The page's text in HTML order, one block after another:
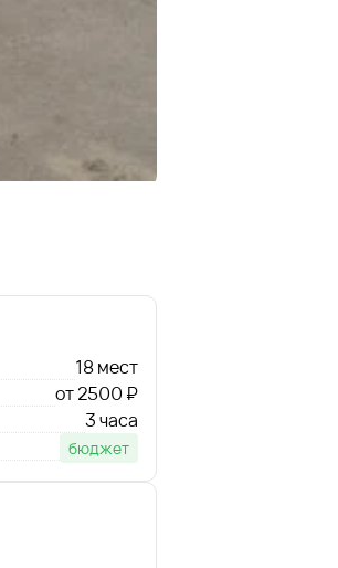
18 мест
от 2500 ₽
3 часа
бюджет